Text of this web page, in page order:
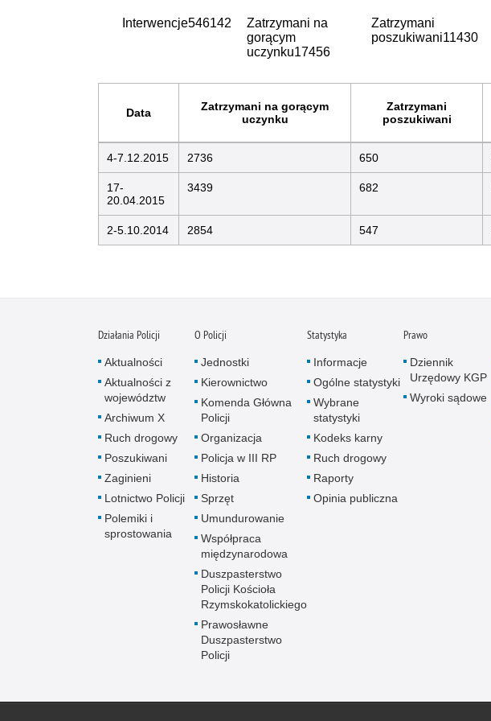
Interwencje546142
Zatrzymani na
gorącym
uczynku17456
Zatrzymani
poszukiwani11430
Data
Zatrzymani na gorącym
uczynku
Zatrzymani
poszukiwani
4-7.12.2015 2736 650
17-
20.04.2015
3439 682
2-5.10.2014 2854 547
Działania Policji
Aktualności
Aktualności z
województw
Archiwum X
Ruch drogowy
Poszukiwani
Zaginieni
Lotnictwo Policji
Polemiki i
sprostowania
O Policji
Jednostki
Kierownictwo
Komenda Główna
Policji
Organizacja
Policja w III RP
Historia
Sprzęt
Umundurowanie
Współpraca
międzynarodowa
Duszpasterstwo
Policji Kościoła
Rzymskokatolickiego
Prawosławne
Duszpasterstwo
Policji
Statystyka
Informacje
Ogólne statystyki
Wybrane
statystyki
Kodeks karny
Ruch drogowy
Raporty
Opinia publiczna
Prawo
Dziennik
Urzędowy KGP
Wyroki sądowe